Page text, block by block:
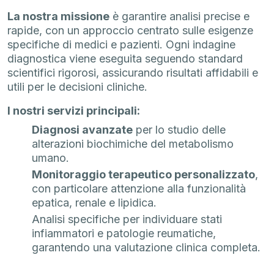
La nostra missione è garantire analisi precise e
rapide, con un approccio centrato sulle esigenze
specifiche di medici e pazienti. Ogni indagine
diagnostica viene eseguita seguendo standard
scientifici rigorosi, assicurando risultati affidabili e
utili per le decisioni cliniche.
I nostri servizi principali:
Diagnosi avanzate per lo studio delle
alterazioni biochimiche del metabolismo
umano.
Monitoraggio terapeutico personalizzato,
con particolare attenzione alla funzionalità
epatica, renale e lipidica.
Analisi specifiche per individuare stati
infiammatori e patologie reumatiche,
garantendo una valutazione clinica completa.